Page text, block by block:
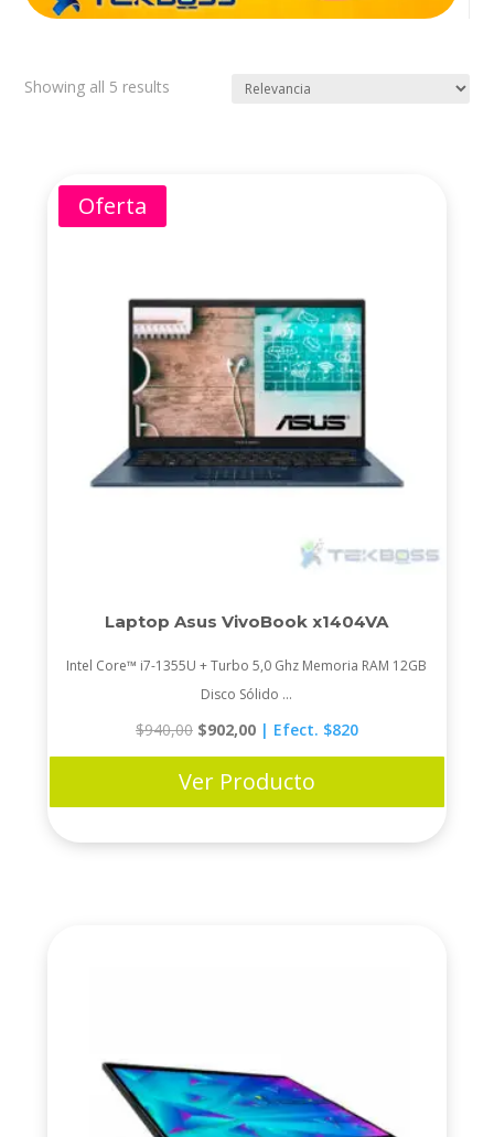
Showing all 5 results
Oferta
Laptop Asus VivoBook x1404VA
Intel Core™ i7-1355U + Turbo 5,0 Ghz Memoria RAM 12GB
Disco Sólido ...
$940,00 Original
price
was:
$940,00.
$902,00Current
price
is:$902,00.
| Efect. $820
Ver Producto